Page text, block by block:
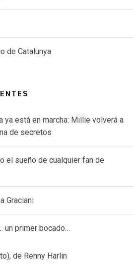
de Catalunya
ya está en marcha: Millie volverá a
de secretos
el sueño de cualquier fan de
Graciani
un primer bocado…
de Renny Harlin